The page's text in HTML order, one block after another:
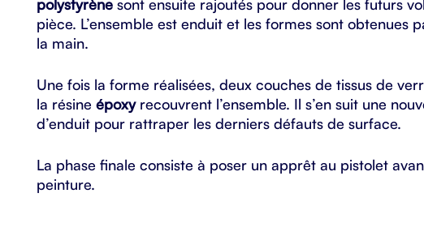
polystyrène sont ensuite rajoutés pour donner les futurs
pièce. L’ensemble est enduit et les formes sont obtenues
la main.
Une fois la forme réalisées, deux couches de tissus de
la résine époxy recouvrent l’ensemble. Il s’en suit une
d’enduit pour rattraper les derniers défauts de surface.
La phase finale consiste à poser un apprêt au pistolet
peinture.